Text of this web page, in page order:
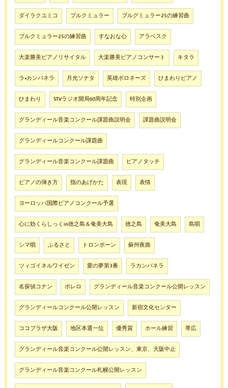
ダイラクユミコ ブルクミュラー ブルグミュラー25の練習曲
ブルクミュラー25の練習曲 すなおな心 アラベスク
大楽勝美ピアノリサイタル 大楽勝美ピアノコンサート キタラ
ラ•カンパネラ 月光ソナタ 英雄ポロネーズ ひまわりピアノ
ひまわり STVラジオ開局60周年記念 特別企画
グランディール音楽コンクール課題曲説明会 課題曲説明会
グランディールコンクール課題曲
グランディール音楽コンクール課題曲 ピアノタッチ
ピアノの弾き方 指のあげかた 表現 表情
ヨーロッパ国際ピアノコンクール予選
心に効くらしっくin徳之島＆奄美大島 徳之島 奄美大島 島唄
シマ唄 ふるさと トロンボーン 蘇州夜曲
ツィゴイネルワイゼン 愛の夢第3番 ラカンパネラ
名探偵コナン ボレロ グランディール音楽コンクール公開レッスン
グランディールコンクール公開レッスン 新宿文化センター
ココプラザ大阪 地区本選一位 優秀賞 ホール練習 帯広
グランディール音楽コンクール公開レッスン、東京、大阪中止
グランディール音楽コンクール札幌公開レッスン